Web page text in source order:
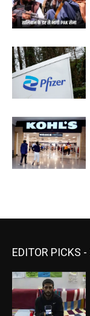
EDITOR PICKS